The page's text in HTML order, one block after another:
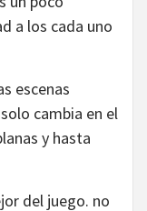
a los cada uno
escenas
cambia en el
y hasta
del juego. no